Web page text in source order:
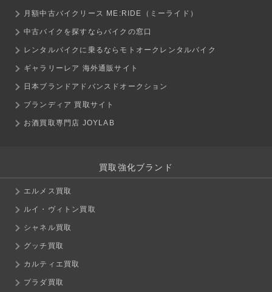
月額中古バイクリース ME:RIDE（ミーライド）
中古バイクを探すならバイクの窓口
レンタルバイクに乗るならモトオークレンタルバイク
ギャラリーレア 海外通販サイト
日本ブランドアドバンスドオークション
ブランディア 買取サイト
お酒買取専門店 JOYLAB
買取強化ブランド
エルメス買取
ルイ・ヴィトン買取
シャネル買取
グッチ買取
カルティエ買取
プラダ買取